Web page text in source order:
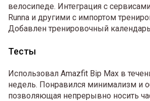
велосипеде. Интеграция с
Runna и другими с импортом
Добавлен тренировочный
Тесты
Использовал Amazfit Bip Max в
недель. Понравился минимализм и
позволяющая непрерывно носить